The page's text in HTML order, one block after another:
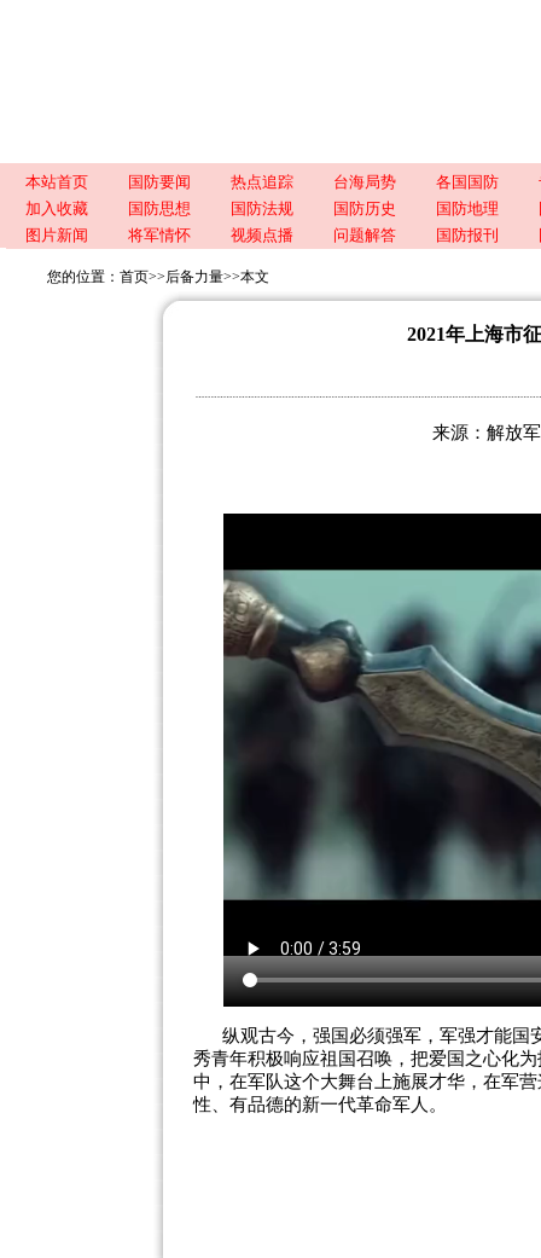
本站首页 国防要闻 热点追踪 台海局势 各国国防
加入收藏
国防思想 国防法规 国防历史 国防地理
图片新闻
将军情怀 视频点播 问题解答 国防报刊
您的位置： 首页>>后备力量>>本文
2021年上海市
来源：解放
纵观古今，强国必须强军，军强才能
秀青年积极响应祖国召唤，把爱国之心化
中，在军队这个大舞台上施展才华，在军
性、有品德的新一代革命军人。